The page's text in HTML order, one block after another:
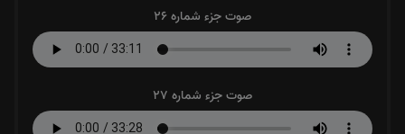
صوت جزء شماره 26
صوت جزء شماره 27